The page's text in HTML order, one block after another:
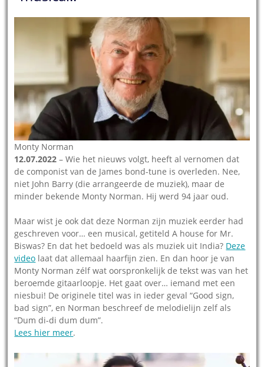
Monty Norman
12.07.2022 – Wie het nieuws volgt, heeft al vernomen dat
de componist van de James bond-tune is overleden. Nee,
niet John Barry (die arrangeerde de muziek), maar de
minder bekende Monty Norman. Hij werd 94 jaar oud.
Maar wist je ook dat deze Norman zijn muziek eerder had
geschreven voor… een musical, getiteld A house for Mr.
Biswas? En dat het bedoeld was als muziek uit India? Deze
video laat dat allemaal haarfijn zien. En dan hoor je van
Monty Norman zélf wat oorspronkelijk de tekst was van het
beroemde gitaarloopje. Het gaat over… iemand met een
niesbui! De originele titel was in ieder geval “Good sign,
bad sign”, en Norman beschreef de melodielijn zelf als
“Dum di-di dum dum”.
Lees hier meer.